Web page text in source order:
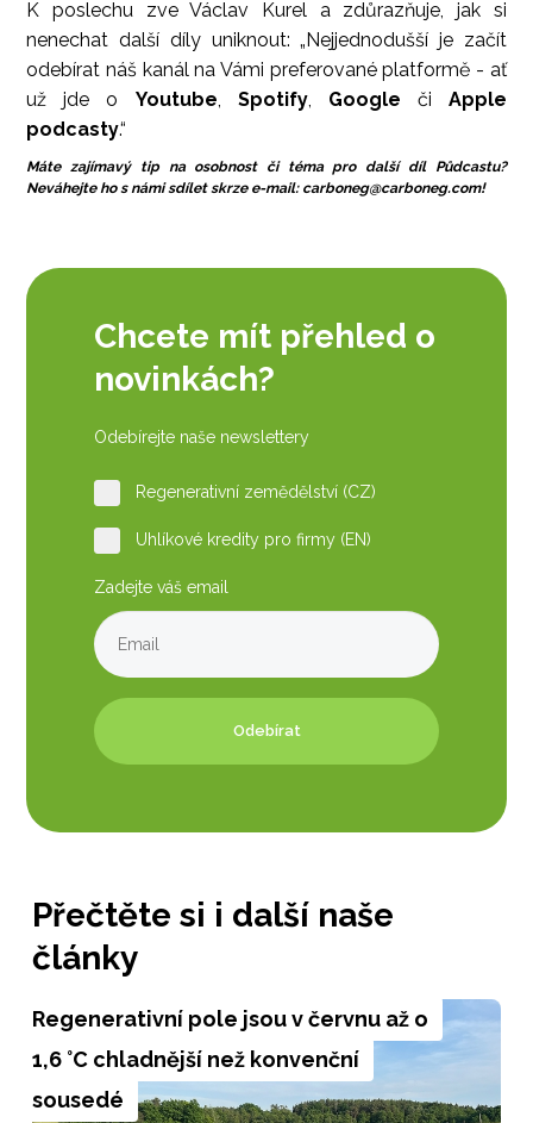
K poslechu zve Václav Kurel a zdůrazňuje, jak si
nenechat další díly uniknout: „Nejjednodušší je začít
odebírat náš kanál na Vámi preferované platformě - ať
už jde o Youtube, Spotify, Google či Apple
podcasty.“
Máte zajímavý tip na osobnost či téma pro další díl Půdcastu?
Neváhejte ho s námi sdílet skrze e-mail: carboneg@carboneg.com!
Chcete mít přehled o
novinkách?
Odebírejte naše newslettery
Regenerativní zemědělství (CZ)
Uhlíkové kredity pro firmy (EN)
Zadejte váš email
Odebírat
Přečtěte si i další naše
články
Regenerativní pole jsou v červnu až o
1,6 °C chladnější než konvenční
sousedé